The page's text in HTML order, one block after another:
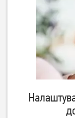
Фен Rotex